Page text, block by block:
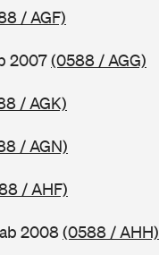
/ AGF)
2007(0588 / AGG)
/ AGK)
/ AGN)
/ AHF)
2008(0588 / AHH)